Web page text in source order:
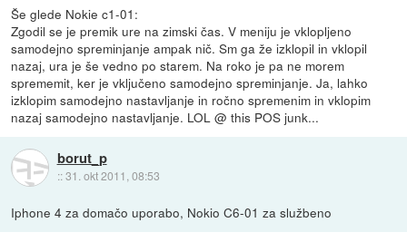
Še glede Nokie c1-01:
Zgodil se je premik ure na zimski čas. V meniju je vklopljeno
samodejno spreminjanje ampak nič. Sm ga že izklopil in vklopil
nazaj, ura je še vedno po starem. Na roko je pa ne morem
sprememit, ker je vključeno samodejno spreminjanje. Ja, lahko
izklopim samodejno nastavljanje in ročno spremenim in vklopim
nazaj samodejno nastavljanje. LOL @ this POS junk...
borut_p
::31. okt 2011, 08:53
Iphone 4 za domačo uporabo, Nokio C6-01 za službeno